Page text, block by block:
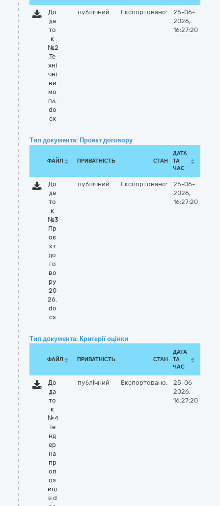
До
да
то
к
№2
Те
хні
чні
ви
мо
ги.
do
cx
публічний Експортовано:
25-06-
2026,
16:27:20
Тип документа: Проект договору
ФАЙЛ ПРИВАТНІСТЬ СТАН
ДАТА
ТА
ЧАС
До
да
то
к
№3
Пр
оє
кт
до
го
во
ру
20
26.
do
cx
публічний Експортовано:
25-06-
2026,
16:27:20
Тип документа: Критерії оцінки
ФАЙЛ ПРИВАТНІСТЬ СТАН
ДАТА
ТА
ЧАС
До
да
то
к
№4
Те
нд
ер
на
пр
оп
оз
иці
я.d
публічний Експортовано:
25-06-
2026,
16:27:20